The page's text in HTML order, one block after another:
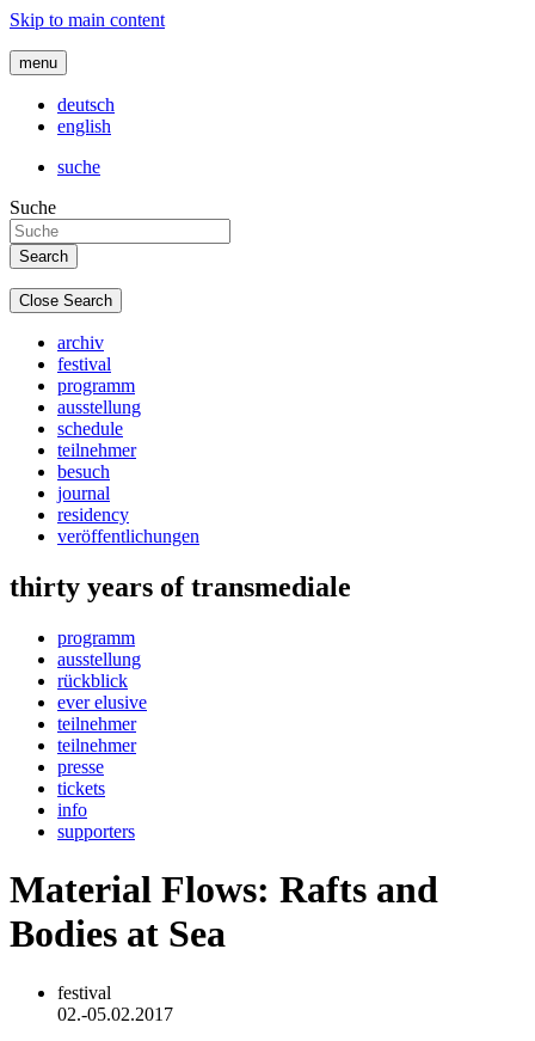
Skip to main content
menu
deutsch
english
suche
Suche
Close Search
archiv
festival
programm
ausstellung
schedule
teilnehmer
besuch
journal
residency
veröffentlichungen
thirty years of transmediale
programm
ausstellung
rückblick
ever elusive
teilnehmer
teilnehmer
presse
tickets
info
supporters
Material Flows: Rafts and
Bodies at Sea
festival
02.-05.02.2017